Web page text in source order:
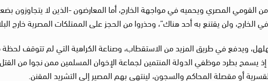
القومي المصري ويحميه في مواجهة الخارج، أما المعارضون -الذين لا يتجاوزون
ولن يقتنع به أحد هناك”، وحذروا من الحجز على الممتلكات المصرية خارج
ويدفع في طريق المزيد من الاستقطاب، وصناعة الكراهية التي لم تتوقف
إذ يسمح بطرد موظفي الدولة المنتمين لجماعة الإخوان المسلمين ممن نجوا من القتل
أو مقصلة المحاكم والسجون، لينتهي بهم المصير إلى التشريد المقنن.